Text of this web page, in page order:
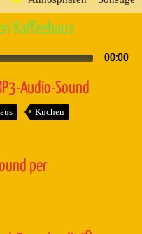
Kaffeehaus
00:00
Audio-Sound
Kuchen
per